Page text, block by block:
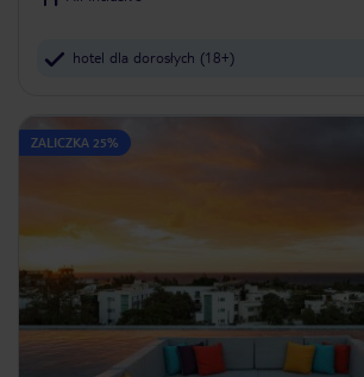
hotel dla dorosłych (18+)
ZALICZKA 25%